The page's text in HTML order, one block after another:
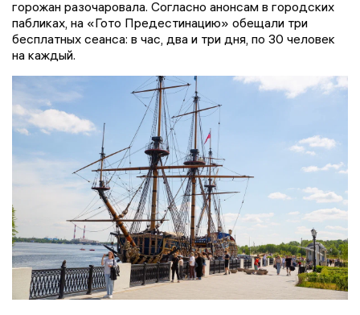
горожан разочаровала. Согласно анонсам в городских
пабликах, на «Гото Предестинацию» обещали три
бесплатных сеанса: в час, два и три дня, по 30 человек
на каждый.